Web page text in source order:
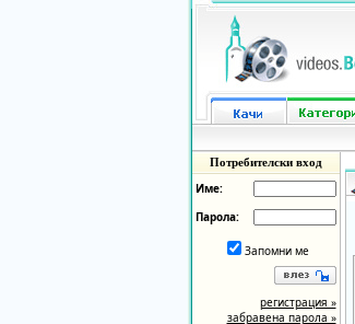
Потребителски вход
Име:
Парола:
Запомни ме
регистрация »
забравена парола »